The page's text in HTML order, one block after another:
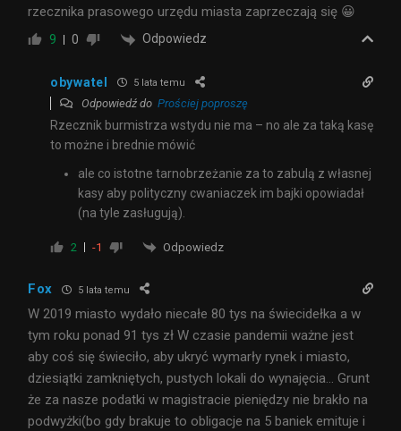
rzecznika prasowego urzędu miasta zaprzeczają się 😀
9 0 Odpowiedz
obywatel 5 lata temu
Odpowiedź do Prościej poproszę
Rzecznik burmistrza wstydu nie ma – no ale za taką kasę
to możne i brednie mówić
ale co istotne tarnobrzeżanie za to zabulą z własnej
kasy aby polityczny cwaniaczek im bajki opowiadał
(na tyle zasługują).
2 -1 Odpowiedz
Fox 5 lata temu
W 2019 miasto wydało niecałe 80 tys na świecidełka a w
tym roku ponad 91 tys zł W czasie pandemii ważne jest
aby coś się świeciło, aby ukryć wymarły rynek i miasto,
dziesiątki zamkniętych, pustych lokali do wynajęcia… Grunt
że za nasze podatki w magistracie pieniędzy nie brakło na
podwyżki(bo gdy brakuje to obligacje na 5 baniek emituje i